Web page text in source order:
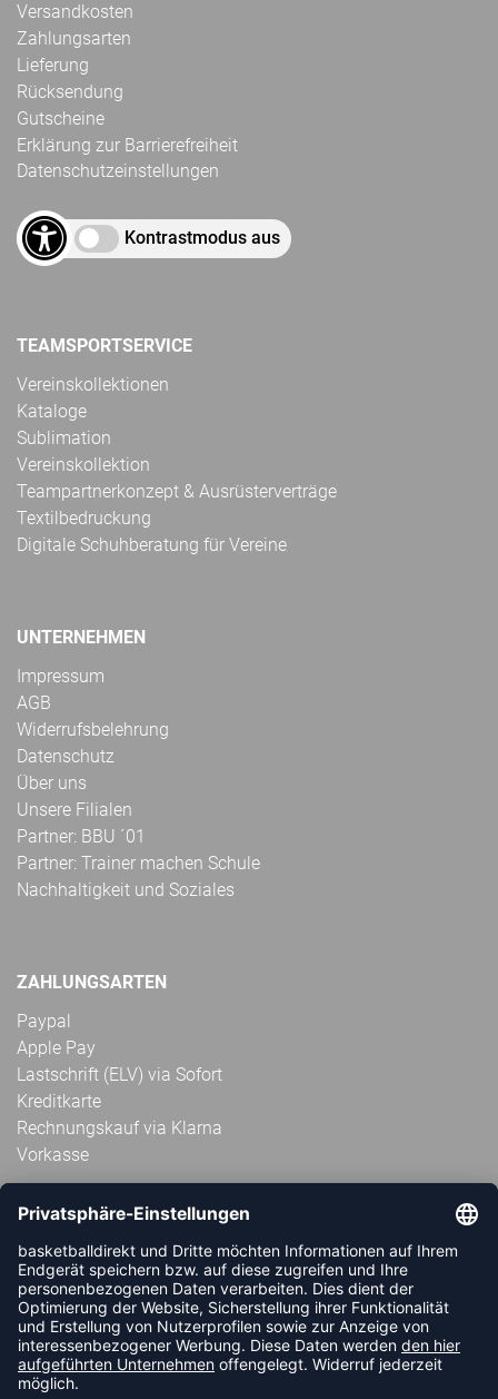
Versandkosten
Zahlungsarten
Lieferung
Rücksendung
Gutscheine
Erklärung zur Barrierefreiheit
Datenschutzeinstellungen
Kontrastmodus aus
TEAMSPORTSERVICE
Vereinskollektionen
Kataloge
Sublimation
Vereinskollektion
Teampartnerkonzept & Ausrüsterverträge
Textilbedruckung
Digitale Schuhberatung für Vereine
UNTERNEHMEN
Impressum
AGB
Widerrufsbelehrung
Datenschutz
Über uns
Unsere Filialen
Partner: BBU ´01
Partner: Trainer machen Schule
Nachhaltigkeit und Soziales
ZAHLUNGSARTEN
Paypal
Apple Pay
Lastschrift (ELV) via Sofort
Kreditkarte
Rechnungskauf via Klarna
Vorkasse
ABONNIERE JETZT DEN KOSTENLOSEN
HANDBALLDIREKT-NEWSLETTER UND VERPASSE KEINE
NEUIGKEIT ODER AKTION MEHR.
JETZT ANMELDEN